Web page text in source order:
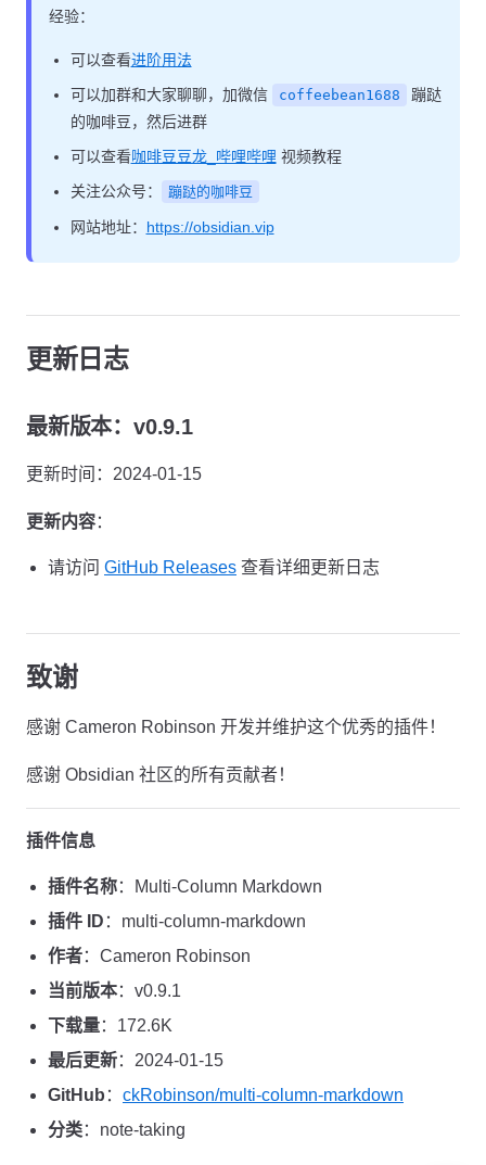
经验：
可以查看进阶用法
可以加群和大家聊聊，加微信
coffeebean1688
蹦跶
的咖啡豆，然后进群
可以查看咖啡豆豆龙_哔哩哔哩 视频教程
关注公众号：
蹦跶的咖啡豆
网站地址： https://obsidian.vip
更新日志
最新版本：v0.9.1
更新时间：2024-01-15
更新内容：
请访问 GitHub Releases 查看详细更新日志
致谢
感谢 Cameron Robinson 开发并维护这个优秀的插件！
感谢 Obsidian 社区的所有贡献者！
插件信息
插件名称：Multi-Column Markdown
插件 ID ：multi-column-markdown
作者：Cameron Robinson
当前版本：v0.9.1
下载量：172.6K
最后更新：2024-01-15
GitHub ： ckRobinson/multi-column-markdown
分类：note-taking